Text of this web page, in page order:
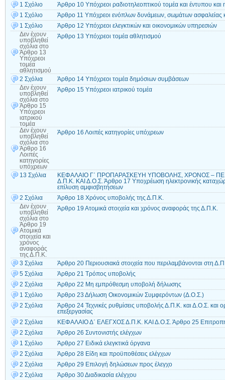
1 Σχόλιο
Άρθρο 10 Υπόχρεοι ραδιοτηλεοπτικού τομέα και έντυπου και
1 Σχόλιο
Άρθρο 11 Υπόχρεοι ενόπλων δυνάμεων, σωμάτων ασφαλείας
1 Σχόλιο
Άρθρο 12 Υπόχρεοι ελεγκτικών και οικονομικών υπηρεσιών
Δεν έχουν
υποβληθεί
σχόλια στο
Άρθρο 13
Υπόχρεοι
τομέα
αθλητισμού
Άρθρο 13 Υπόχρεοι τομέα αθλητισμού
2 Σχόλια
Άρθρο 14 Υπόχρεοι τομέα δημόσιων συμβάσεων
Δεν έχουν
υποβληθεί
σχόλια στο
Άρθρο 15
Υπόχρεοι
ιατρικού
τομέα
Άρθρο 15 Υπόχρεοι ιατρικού τομέα
Δεν έχουν
υποβληθεί
σχόλια στο
Άρθρο 16
Λοιπές
κατηγορίες
υπόχρεων
Άρθρο 16 Λοιπές κατηγορίες υπόχρεων
13 Σχόλια
ΚΕΦΑΛΑΙΟ Γ΄ ΠΡΟΠΑΡΑΣΚΕΥΗ ΥΠΟΒΟΛΗΣ, ΧΡΟΝΟΣ –
Δ.Π.Κ. ΚΑΙ Δ.Ο.Σ. Άρθρο 17 Υποχρέωση ηλεκτρονικής
επίλυση αμφισβητήσεων
2 Σχόλια
Άρθρο 18 Χρόνος υποβολής της Δ.Π.Κ.
Δεν έχουν
υποβληθεί
σχόλια στο
Άρθρο 19
Ατομικά
στοιχεία και
χρόνος
αναφοράς
της Δ.Π.Κ.
Άρθρο 19 Ατομικά στοιχεία και χρόνος αναφοράς της Δ.Π.Κ.
3 Σχόλια
Άρθρο 20 Περιουσιακά στοιχεία που περιλαμβάνονται στη
5 Σχόλια
Άρθρο 21 Τρόπος υποβολής
2 Σχόλια
Άρθρο 22 Μη εμπρόθεσμη υποβολή δήλωσης
1 Σχόλιο
Άρθρο 23 Δήλωση Οικονομικών Συμφερόντων (Δ.Ο.Σ.)
2 Σχόλια
Άρθρο 24 Τεχνικές ρυθμίσεις υποβολής Δ.Π.Κ. και Δ.Ο.Σ. και
επεξεργασίας
2 Σχόλια
ΚΕΦΑΛΑΙΟ Δ΄ ΕΛΕΓΧΟΣ Δ.Π.Κ. ΚΑΙ Δ.Ο.Σ. Άρθρο 25
2 Σχόλια
Άρθρο 26 Συντονιστής ελέγχων
1 Σχόλιο
Άρθρο 27 Ειδικά ελεγκτικά όργανα
2 Σχόλια
Άρθρο 28 Είδη και προϋποθέσεις ελέγχων
2 Σχόλια
Άρθρο 29 Επιλογή δηλώσεων προς έλεγχο
2 Σχόλια
Άρθρο 30 Διαδικασία ελέγχου